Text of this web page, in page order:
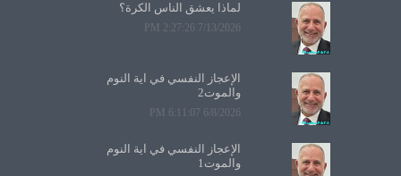
لماذا يعشق الناس الكرة؟
7/13/2026 2:27:26 PM
الإعجاز النفسي في آية النوم
والموت2
6/8/2026 6:11:07 PM
الإعجاز النفسي في آية النوم
والموت1